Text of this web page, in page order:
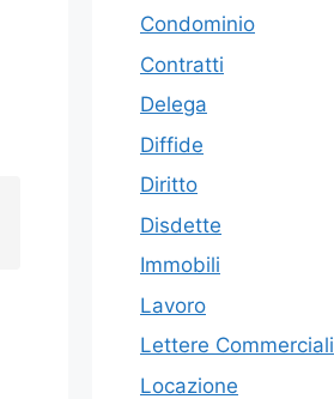
Condominio
Contratti
Delega
Diffide
Diritto
Disdette
Immobili
Lavoro
Lettere Commerciali
Locazione